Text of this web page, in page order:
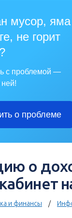
мусор, яма
не горит
с проблемой —
о проблеме
о
и финансы